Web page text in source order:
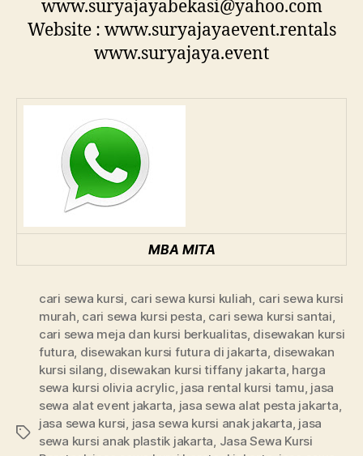
www.suryajayabekasi@yahoo.com
Website : www.suryajayaevent.rentals
www.suryajaya.event
MBA MITA
Tags
cari sewa kursi cari sewa kursi kuliah cari sewa kursi
murah cari sewa kursi pesta cari sewa kursi santai
cari sewa meja dan kursi berkualitas, disewakan kursi
futura disewakan kursi futura di jakarta disewakan
kursi silang disewakan kursi tiffany jakarta harga
sewa kursi olivia acrylic jasa rental kursi tamu jasa
sewa alat event jakarta jasa sewa alat pesta jakarta
jasa sewa kursi jasa sewa kursi anak jakarta jasa
sewa kursi anak plastik jakarta Jasa Sewa Kursi